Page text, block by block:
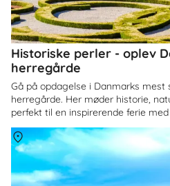
Historiske perler - oplev
herregårde
Gå på opdagelse i Danmarks
herregårde. Her møder historie,
perfekt til en inspirerende ferie
Om Himmerland